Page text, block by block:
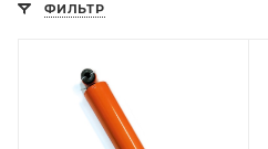
ФИЛЬТР